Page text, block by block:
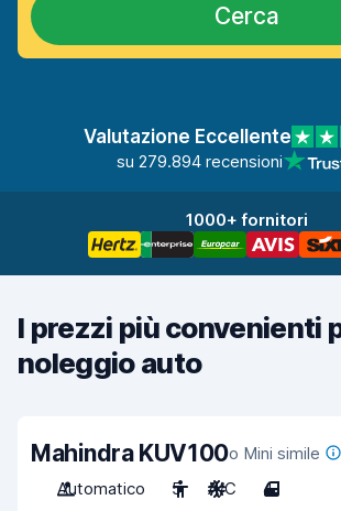
Cerca
Valutazione Eccellente
su 279.894 recensioni
1000+ fornitori
I prezzi più convenienti
noleggio auto
Mahindra KUV100o Mini simile
Automatico
5 A/C 4